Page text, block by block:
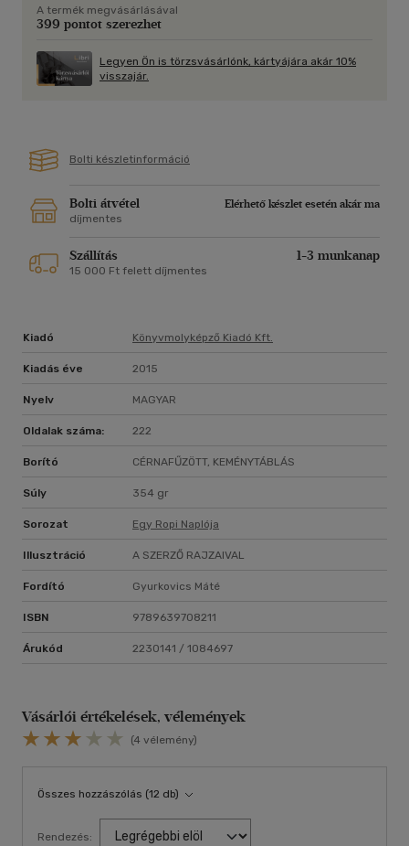
A termék megvásárlásával
399 pontot szerezhet
Legyen Ön is törzsvásárlónk, kártyájára akár 10%
visszajár.
Bolti készletinformáció
Bolti átvétel
Elérhető készlet esetén akár ma
díjmentes
Szállítás 1-3 munkanap
15 000 Ft felett díjmentes
Kiadó Könyvmolyképző Kiadó Kft.
Kiadás éve 2015
Nyelv MAGYAR
Oldalak száma: 222
Borító CÉRNAFŰZÖTT, KEMÉNYTÁBLÁS
Súly 354 gr
Sorozat Egy Ropi Naplója
Illusztráció A SZERZŐ RAJZAIVAL
Fordító Gyurkovics Máté
ISBN 9789639708211
Árukód 2230141 / 1084697
Vásárlói értékelések, vélemények
(4 vélemény)
Összes hozzászólás (12 db)
Rendezés: